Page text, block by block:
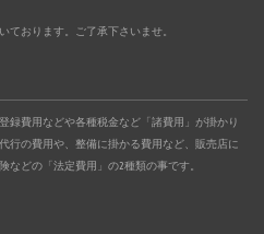
ております。ご了承下さいませ。
録費用などや各種税金など「諸費用」が掛かり
行の費用や、整備に掛かる費用など、販売店に
どの「法定費用」の2種類の事です。